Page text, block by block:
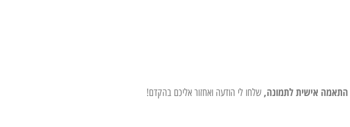
התאמה אישית לתמונה, שלחו לי הודעה ואחזור אליכם בהקדם!